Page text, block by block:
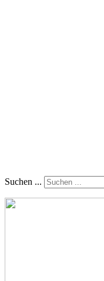
Suchen ...